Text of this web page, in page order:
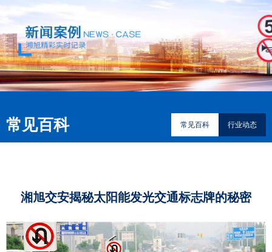
常见百科 常见百科 行业动态
湘旭交安揭秘太阳能发光交通标志牌的秘密